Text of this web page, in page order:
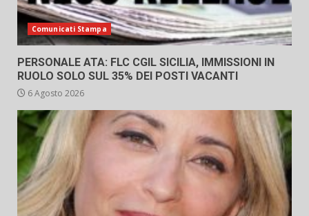
Comunicati Stampa
PERSONALE ATA: FLC CGIL SICILIA, IMMISSIONI IN
RUOLO SOLO SUL 35% DEI POSTI VACANTI
6 Agosto 2026